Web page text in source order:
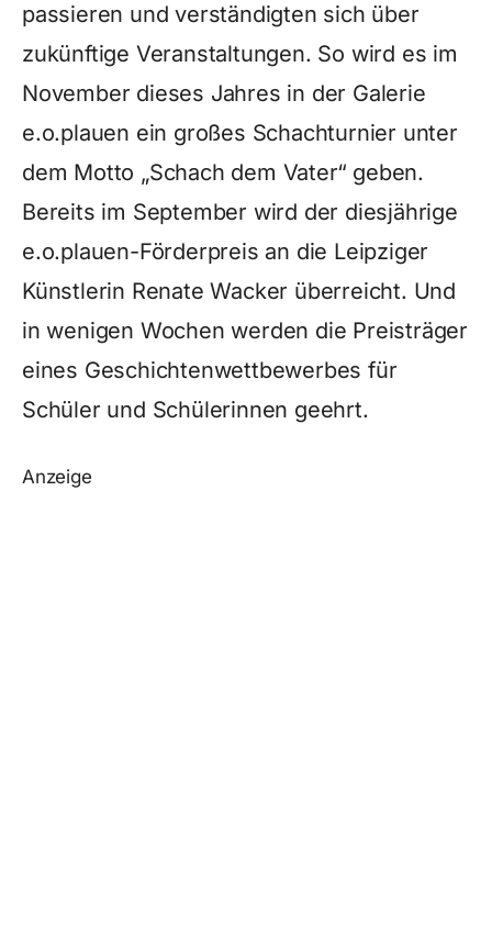
passieren und verständigten sich über
zukünftige Veranstaltungen. So wird es im
November dieses Jahres in der Galerie
e.o.plauen ein großes Schachturnier unter
dem Motto „Schach dem Vater“ geben.
Bereits im September wird der diesjährige
e.o.plauen-Förderpreis an die Leipziger
Künstlerin Renate Wacker überreicht. Und
in wenigen Wochen werden die Preisträger
eines Geschichtenwettbewerbes für
Schüler und Schülerinnen geehrt.
Anzeige